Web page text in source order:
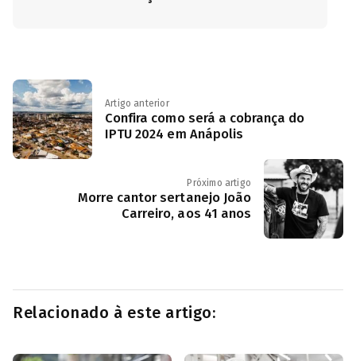
Artigo anterior
Confira como será a cobrança do
IPTU 2024 em Anápolis
Próximo artigo
Morre cantor sertanejo João
Carreiro, aos 41 anos
Relacionado à este artigo: